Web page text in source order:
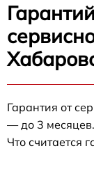
Гарантия от
— до 3 месяцев.
Что считается